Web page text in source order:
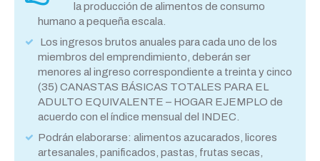
la producción de alimentos de consumo
humano a pequeña escala.
Los ingresos brutos anuales para cada uno de los
miembros del emprendimiento, deberán ser
menores al ingreso correspondiente a treinta y cinco
(35) CANASTAS BÁSICAS TOTALES PARA EL
ADULTO EQUIVALENTE – HOGAR EJEMPLO de
acuerdo con el índice mensual del INDEC.
Podrán elaborarse: alimentos azucarados, licores
artesanales, panificados, pastas, frutas secas,